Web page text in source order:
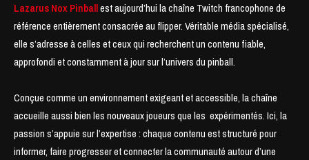
Lazarus Nox Pinballest aujourd’hui la chaîne Twitch francophone de
référence entièrement consacrée au flipper. Véritable média spécialisé,
elle s’adresse à celles et ceux qui recherchent un contenu fiable,
approfondi et constamment à jour sur l’univers du pinball.
Conçue comme un environnement exigeant et accessible, la chaîne
accueille aussi bien les nouveaux joueurs que les expérimentés. Ici, la
passion s’appuie sur l’expertise : chaque contenu est structuré pour
informer, faire progresser et connecter la communauté autour d’une